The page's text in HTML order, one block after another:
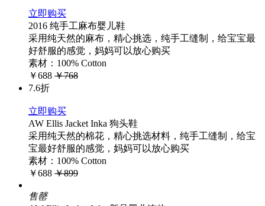
立即购买
2016 纯手工麻布婴儿鞋
采用纯天然的麻布，精心挑选，纯手工缝制，给宝宝最
好舒服的感觉，妈妈可以放心购买
素材：100% Cotton
￥688 ￥768
7.6折
立即购买
AW Ellis Jacket Inka 狗头鞋
采用纯天然的棉花，精心挑选材料，纯手工缝制，给宝
宝最好舒服的感觉，妈妈可以放心购买
素材：100% Cotton
￥688 ￥899
售罄